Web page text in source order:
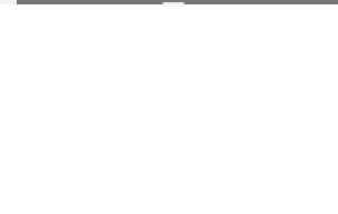
lojaonline@colorfoto.pt